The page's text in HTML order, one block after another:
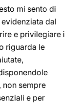
mi sento di
dal
e privilegiare i
riguarda le
non sempre
e per